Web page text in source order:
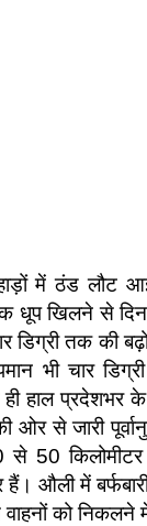
में ठंड लौट
धूप खिलने से
डिग्री तक की
भी चार
ही हाल प्रदेशभर
ओर से जारी
50 किलोमीटर
औली में
को निकलने में